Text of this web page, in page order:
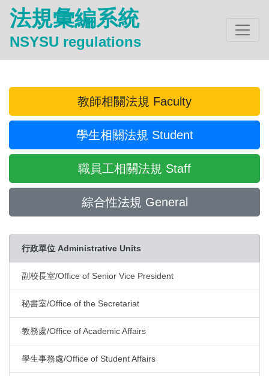
法規彙編系統
NSYSU regulations
教師相關法規 Faculty
學生相關法規 Student
職員工相關法規 Staff
綜合性法規 General
行政單位 Administrative Units
副校長室/Office of Senior Vice President
秘書室/Office of the Secretariat
教務處/Office of Academic Affairs
學生事務處/Office of Student Affairs